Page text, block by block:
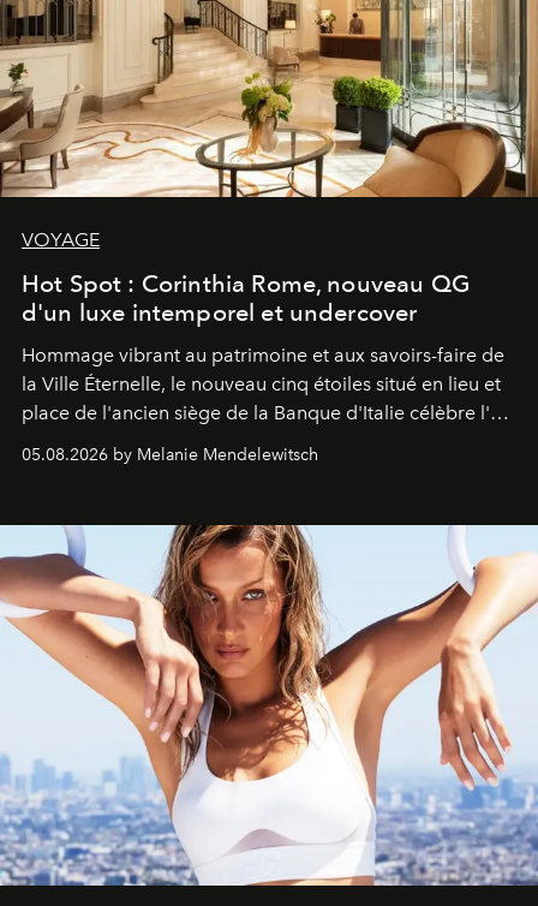
VOYAGE
Hot Spot : Corinthia Rome, nouveau QG
d'un luxe intemporel et undercover
Hommage vibrant au patrimoine et aux savoirs-faire de
la Ville Éternelle, le nouveau cinq étoiles situé en lieu et
place de l'ancien siège de la Banque d'Italie célèbre l'art
de vivre Romain dans toute son élégance intemporelle.
05.08.2026 by Melanie Mendelewitsch